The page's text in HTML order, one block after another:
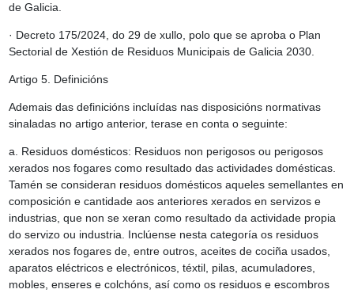
de Galicia.
· Decreto 175/2024, do 29 de xullo, polo que se aproba o Plan
Sectorial de Xestión de Residuos Municipais de Galicia 2030.
Artigo 5. Definicións
Ademais das definicións incluídas nas disposicións normativas
sinaladas no artigo anterior, terase en conta o seguinte:
a. Residuos domésticos: Residuos non perigosos ou perigosos
xerados nos fogares como resultado das actividades domésticas.
Tamén se consideran residuos domésticos aqueles semellantes en
composición e cantidade aos anteriores xerados en servizos e
industrias, que non se xeran como resultado da actividade propia
do servizo ou industria. Inclúense nesta categoría os residuos
xerados nos fogares de, entre outros, aceites de cociña usados,
aparatos eléctricos e electrónicos, téxtil, pilas, acumuladores,
mobles, enseres e colchóns, así como os residuos e escombros